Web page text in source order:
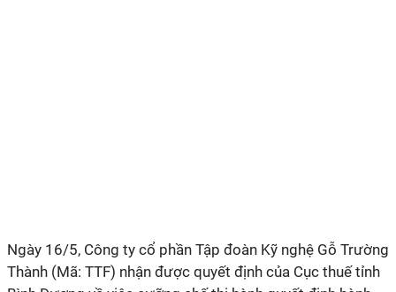
Ngày 16/5, Công ty cổ phần Tập đoàn Kỹ nghệ Gỗ Trường
Thành (Mã: TTF) nhận được quyết định của Cục thuế tỉnh